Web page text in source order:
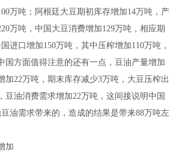
万吨；阿根廷大豆期初库存增加14万吨，产
万吨，中国大豆消费增加129万吨，相应期
进口增加150万吨，其中压榨增加110万吨，
国方面值得注意的还有一点，豆油产量增加
加22万吨，期末库存减少3万吨，大豆压榨出
豆油消费需求增加22万吨，这间接说明中国
油需求带来的，造成的结果是带来88万吨左
加